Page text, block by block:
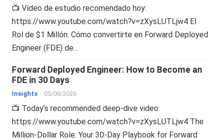
📺 Vídeo de estudio recomendado hoy:
https://www.youtube.com/watch?v=zXysLUTLjw4 El
Rol de $1 Millón: Cómo convertirte en Forward Deployed
Engineer (FDE) de…
Forward Deployed Engineer: How to Become an
FDE in 30 Days
Insights 05/08/2026
📺 Today’s recommended deep-dive video:
https://www.youtube.com/watch?v=zXysLUTLjw4 The
Million-Dollar Role: Your 30-Day Playbook for Forward